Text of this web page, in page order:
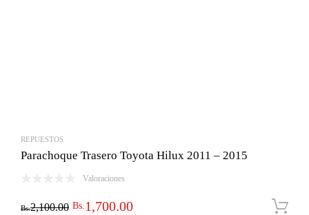
REPUESTOS
Parachoque Trasero Toyota Hilux 2011 – 2015
Valoraciones
Bs.2,100.00 El
Bs.1,700.00El